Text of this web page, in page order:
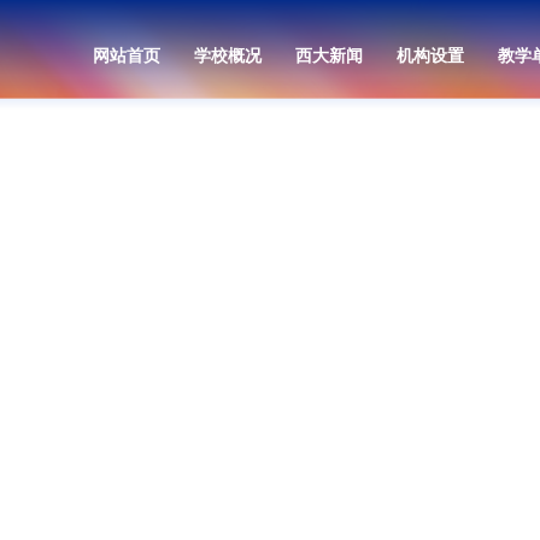
网站首页 学校概况 西大新闻 机构设置 教学